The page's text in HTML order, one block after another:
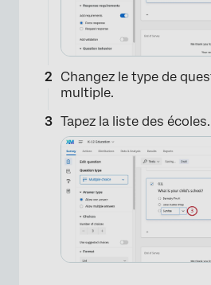
Changez le type de
multiple.
Tapez la liste des écoles.